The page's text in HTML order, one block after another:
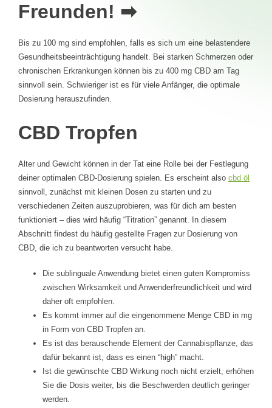
Freunden! ➡
Bis zu 100 mg sind empfohlen, falls es sich um eine belastendere
Gesundheitsbeeinträchtigung handelt. Bei starken Schmerzen oder
chronischen Erkrankungen können bis zu 400 mg CBD am Tag
sinnvoll sein. Schwieriger ist es für viele Anfänger, die optimale
Dosierung herauszufinden.
CBD Tropfen
Alter und Gewicht können in der Tat eine Rolle bei der Festlegung
deiner optimalen CBD-Dosierung spielen. Es erscheint also cbd öl
sinnvoll, zunächst mit kleinen Dosen zu starten und zu
verschiedenen Zeiten auszuprobieren, was für dich am besten
funktioniert – dies wird häufig “Titration” genannt. In diesem
Abschnitt findest du häufig gestellte Fragen zur Dosierung von
CBD, die ich zu beantworten versucht habe.
Die sublinguale Anwendung bietet einen guten Kompromiss
zwischen Wirksamkeit und Anwenderfreundlichkeit und wird
daher oft empfohlen.
Es kommt immer auf die eingenommene Menge CBD in mg
in Form von CBD Tropfen an.
Es ist das berauschende Element der Cannabispflanze, das
dafür bekannt ist, dass es einen “high” macht.
Ist die gewünschte CBD Wirkung noch nicht erzielt, erhöhen
Sie die Dosis weiter, bis die Beschwerden deutlich geringer
werden.